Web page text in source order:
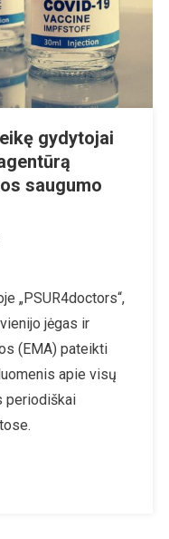
gydytojai
saugumo
„PSUR4doctors“,
jėgas ir
(EMA) pateikti
apie visų
periodiškai